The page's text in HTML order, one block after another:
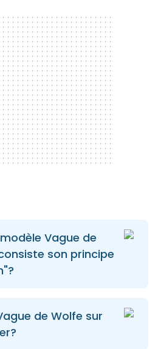
Vague de
son principe
de Wolfe sur